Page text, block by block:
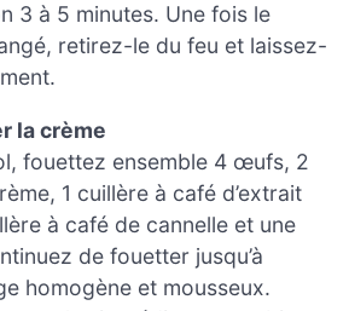
3 à 5 minutes. Une fois le
retirez-le du feu et laissez-
la crème
fouettez ensemble 4 œufs, 2
1 cuillère à café d’extrait
à café de cannelle et une
de fouetter jusqu’à
homogène et mousseux.